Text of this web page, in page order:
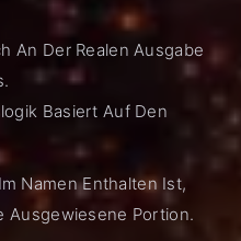
An Der Realen Ausgabe
Basiert Auf Den
Namen Enthalten Ist,
Ausgewiesene Portion.